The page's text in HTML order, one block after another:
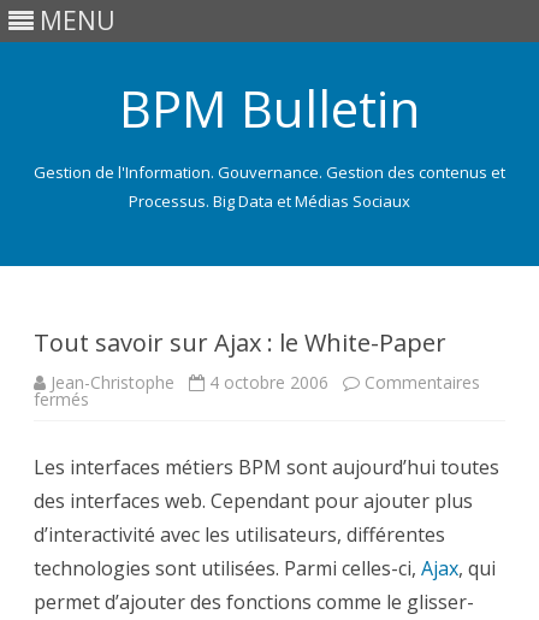
MENU
BPM Bulletin
Gestion de l'Information. Gouvernance. Gestion des contenus et
Processus. Big Data et Médias Sociaux
Tout savoir sur Ajax : le White-Paper
Jean-Christophe 4 octobre 2006 Commentaires
fermés
Ajax
:
le
White-
Paper
Les interfaces métiers BPM sont aujourd’hui toutes
des interfaces web. Cependant pour ajouter plus
d’interactivité avec les utilisateurs, différentes
technologies sont utilisées. Parmi celles-ci, Ajax, qui
permet d’ajouter des fonctions comme le glisser-